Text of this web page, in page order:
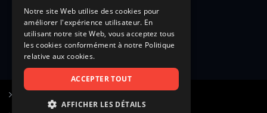
Notre site Web utilise des cookies pour
améliorer l'expérience utilisateur. En
utilisant notre site Web, vous acceptez tous
les cookies conformément à notre Politique
relative aux cookies.
ACCEPTER TOUT
AFFICHER LES DÉTAILS